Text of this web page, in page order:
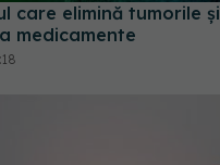
care elimină tumorile
medicamente